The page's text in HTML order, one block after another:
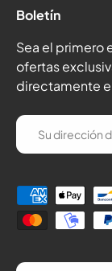
Boletín
Sea el primero
ofertas
directamente
correo
Formas de